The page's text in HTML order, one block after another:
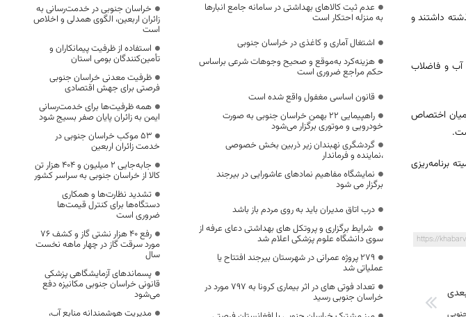
داشتند و
تومان به دستگاه‌های آب و فاضلاب
اختصاص
برنامه‌ریزی
https://
عدم ثبت کالاهای بهداشتی در سامانه جامع انبارها
به منزله احتکار است
اشتغال آماری و کاغذی در خراسان جنوبی
هزینه‌کرد به‌موقع و صحیح وجوهات شرعی براساس
حکم مراجع ضروری است
قانون اساسی مغفول واقع شده‌ است
راهپیمایی ۲۲ بهمن خراسان جنوبی به صورت
خودرویی و موتوری برگزار می‌شود
گردشگری نهبندان زیر ذربین بخش خصوصی
،نماینده و فرماندار
نمایشگاه مفاهیم نمادهای عاشورایی در بیرجند
برگزار می شود
درب اتاق مدیران باید به روی مردم باز باشد
شرایط برگزاری و پروتکل های بهداشتی دعای عرفه از
سوی دانشگاه علوم پزشکی اعلام شد
۲۷۹ پروژه عمرانی در شهرستان بیرجند افتتاح یا
عملیاتی شد
تعداد فوتی های در اثر بیماری کرونا به 797 مورد در
خراسان جنوبی رسید
خراسان جنوبی در خدمت‌رسانی به
زائران اربعین، الگوی همدلی و اخلاص
است
استفاده از ظرفیت پیمانکاران و
تأمین‌کنندگان بومی استان
ظرفیت معدنی خراسان جنوبی
فرصتی برای جهش اقتصادی
همه ظرفیت‌ها برای خدمت‌رسانی
ایمن به زائران پایان صفر بسیج شود
53 موکب خراسان جنوبی در
خدمت زائران اربعین
جابه‌جایی 2 میلیون و 404 هزار تن
کالا از خراسان جنوبی به سراسر کشور
تشدید نظارت‌ها و همکاری
دستگاه‌ها برای کنترل قیمت‌ها
ضروری است
رفع 40 هزار نشتی گاز و کشف 76
مورد سرقت گاز در چهار ماهه نخست
سال
پسماندهای آزمایشگاهی پزشکی
قانونی خراسان جنوبی مکانیزه دفع
می‌شود
مدیریت هوشمندانه منابع آب،